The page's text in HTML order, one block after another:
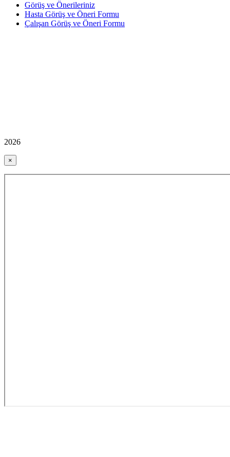
Görüş ve Önerileriniz
Hasta Görüş ve Öneri Formu
Çalışan Görüş ve Öneri Formu
2026
×